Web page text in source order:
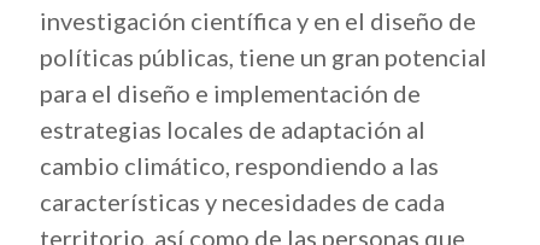
investigación científica y en el diseño de
políticas públicas, tiene un gran potencial
para el diseño e implementación de
estrategias locales de adaptación al
cambio climático, respondiendo a las
características y necesidades de cada
territorio, así como de las personas que